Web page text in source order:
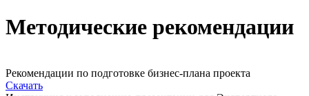
Методические рекомендации
Рекомендации по подготовке бизнес-плана проекта
Скачать